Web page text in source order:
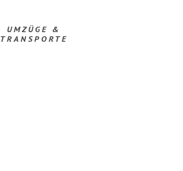
UMZÜGE &
TRANSPORTE